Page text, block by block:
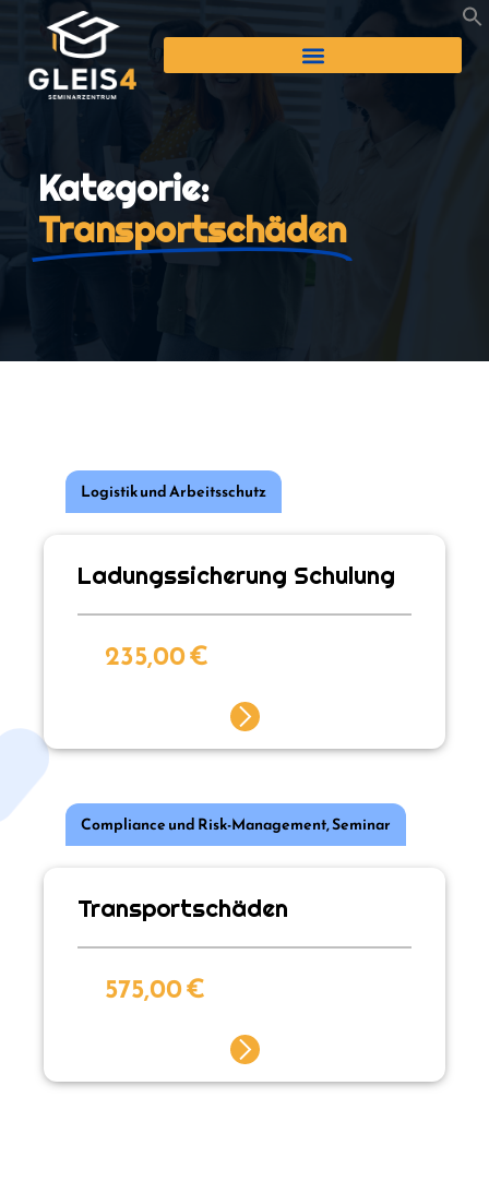
Kategorie:
Transportschäden
Logistik und Arbeitsschutz
Ladungssicherung Schulung
235,00€
Compliance und Risk-Management,Seminar
Transportschäden
575,00€